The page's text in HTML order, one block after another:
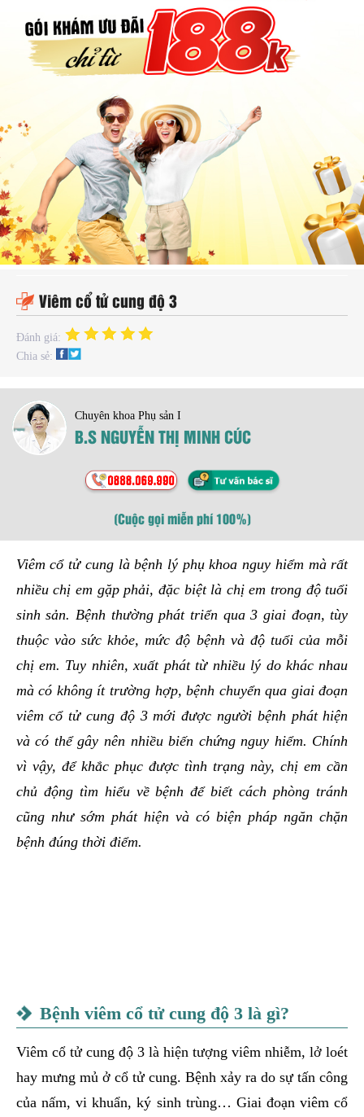
Viêm cổ tử cung độ 3
Đánh giá:
Chia sẻ:
Chuyên khoa Phụ sản I
B.S NGUYỄN THỊ MINH CÚC
(Cuộc gọi miễn phí 100%)
Viêm cổ tử cung là bệnh lý phụ khoa nguy hiểm mà rất
nhiều chị em gặp phải, đặc biệt là chị em trong độ tuổi
sinh sản. Bệnh thường phát triển qua 3 giai đoạn, tùy
thuộc vào sức khỏe, mức độ bệnh và độ tuổi của mỗi
chị em. Tuy nhiên, xuất phát từ nhiều lý do khác nhau
mà có không ít trường hợp, bệnh chuyển qua giai đoạn
viêm cổ tử cung độ 3 mới được người bệnh phát hiện
và có thể gây nên nhiều biến chứng nguy hiểm. Chính
vì vậy, để khắc phục được tình trạng này, chị em cần
chủ động tìm hiểu về bệnh để biết cách phòng tránh
cũng như sớm phát hiện và có biện pháp ngăn chặn
bệnh đúng thời điểm.
Bệnh viêm cổ tử cung độ 3 là gì?
Viêm cổ tử cung độ 3 là hiện tượng viêm nhiễm, lở loét
hay mưng mủ ở cổ tử cung. Bệnh xảy ra do sự tấn công
của nấm, vi khuẩn, ký sinh trùng… Giai đoạn viêm cổ